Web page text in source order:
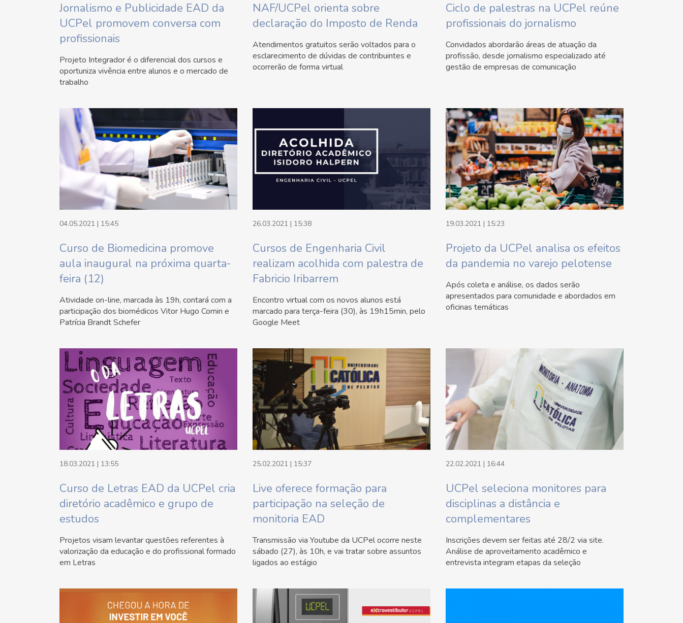
Jornalismo e Publicidade EAD da
UCPel promovem conversa com
profissionais
Projeto Integrador é o diferencial dos cursos e
oportuniza vivência entre alunos e o mercado de
trabalho
NAF/UCPel orienta sobre
declaração do Imposto de Renda
Atendimentos gratuitos serão voltados para o
esclarecimento de dúvidas de contribuintes e
ocorrerão de forma virtual
Ciclo de palestras na UCPel reúne
profissionais do jornalismo
Convidados abordarão áreas de atuação da
profissão, desde jornalismo especializado até
gestão de empresas de comunicação
04.05.2021 | 15:45
Curso de Biomedicina promove
aula inaugural na próxima quarta-
feira (12)
Atividade on-line, marcada às 19h, contará com a
participação dos biomédicos Vitor Hugo Comin e
Patrícia Brandt Schefer
26.03.2021 | 15:38
Cursos de Engenharia Civil
realizam acolhida com palestra de
Fabricio Iribarrem
Encontro virtual com os novos alunos está
marcado para terça-feira (30), às 19h15min, pelo
Google Meet
19.03.2021 | 15:23
Projeto da UCPel analisa os efeitos
da pandemia no varejo pelotense
Após coleta e análise, os dados serão
apresentados para comunidade e abordados em
oficinas temáticas
18.03.2021 | 13:55
Curso de Letras EAD da UCPel cria
diretório acadêmico e grupo de
estudos
Projetos visam levantar questões referentes à
valorização da educação e do profissional formado
em Letras
25.02.2021 | 15:37
Live oferece formação para
participação na seleção de
monitoria EAD
Transmissão via Youtube da UCPel ocorre neste
sábado (27), às 10h, e vai tratar sobre assuntos
ligados ao estágio
22.02.2021 | 16:44
UCPel seleciona monitores para
disciplinas a distância e
complementares
Inscrições devem ser feitas até 28/2 via site.
Análise de aproveitamento acadêmico e
entrevista integram etapas da seleção